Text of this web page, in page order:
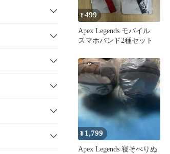
¥499
Apex Legends モバイル
スマホバンド2種セット
¥ 1,799
Apex Legends 寝そべりぬ